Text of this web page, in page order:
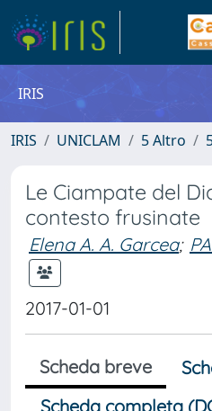
IRIS
IRIS UNICLAM 5 Altro
Le Ciampate del
contesto frusinate
Elena A. A. Garcea;
2017-01-01
Scheda breve
Scheda completa